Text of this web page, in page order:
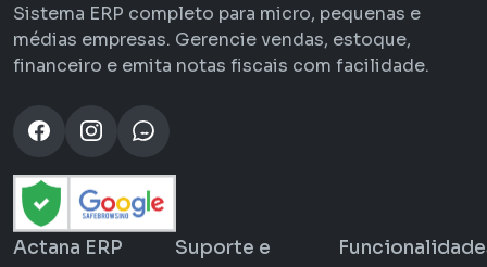
Sistema ERP completo para micro, pequenas e
médias empresas. Gerencie vendas, estoque,
financeiro e emita notas fiscais com facilidade.
Actana ERP
Suporte e